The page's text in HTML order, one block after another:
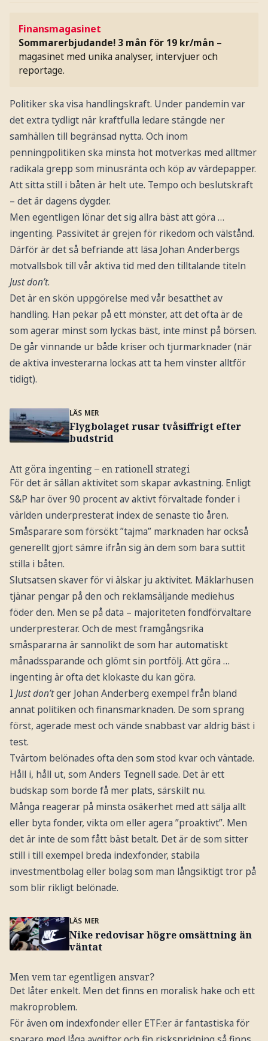
Finansmagasinet
Sommarerbjudande! 3 mån för 19 kr/mån –
magasinet med unika analyser, intervjuer och
reportage.
Politiker ska visa handlingskraft. Under pandemin var
det extra tydligt när kraftfulla ledare stängde ner
samhällen till begränsad nytta. Och inom
penningpolitiken ska minsta hot motverkas med alltmer
radikala grepp som minusränta och köp av värdepapper.
Att sitta still i båten är helt ute. Tempo och beslutskraft
– det är dagens dygder.
Men egentligen lönar det sig allra bäst att göra …
ingenting. Passivitet är grejen för rikedom och välstånd.
Därför är det så befriande att läsa Johan Anderbergs
motvallsbok till vår aktiva tid med den tilltalande titeln
Just don’t.
Det är en skön uppgörelse med vår besatthet av
handling. Han pekar på ett mönster, att det ofta är de
som agerar minst som lyckas bäst, inte minst på börsen.
De går vinnande ur både kriser och tjurmarknader (när
de aktiva investerarna lockas att ta hem vinster alltför
tidigt).
LÄS MER
Flygbolaget rusar tvåsiffrigt efter
budstrid
Att göra ingenting – en rationell strategi
För det är sällan aktivitet som skapar avkastning. Enligt
S&P har över 90 procent av aktivt förvaltade fonder i
världen underpresterat index de senaste tio åren.
Småsparare som försökt ”tajma” marknaden har också
generellt gjort sämre ifrån sig än dem som bara suttit
stilla i båten.
Slutsatsen skaver för vi älskar ju aktivitet. Mäklarhusen
tjänar pengar på den och reklamsäljande mediehus
föder den. Men se på data – majoriteten fondförvaltare
underpresterar. Och de mest framgångsrika
småspararna är sannolikt de som har automatiskt
månadssparande och glömt sin portfölj. Att göra …
ingenting är ofta det klokaste du kan göra.
I Just don’tger Johan Anderberg exempel från bland
annat politiken och finansmarknaden. De som sprang
först, agerade mest och vände snabbast var aldrig bäst i
test.
Tvärtom belönades ofta den som stod kvar och väntade.
Håll i, håll ut, som Anders Tegnell sade. Det är ett
budskap som borde få mer plats, särskilt nu.
Många reagerar på minsta osäkerhet med att sälja allt
eller byta fonder, vikta om eller agera ”proaktivt”. Men
det är inte de som fått bäst betalt. Det är de som sitter
still i till exempel breda indexfonder, stabila
investmentbolag eller bolag som man långsiktigt tror på
som blir rikligt belönade.
LÄS MER
Nike redovisar högre omsättning än
väntat
Men vem tar egentligen ansvar?
Det låter enkelt. Men det finns en moralisk hake och ett
makroproblem.
För även om indexfonder eller ETF:er är fantastiska för